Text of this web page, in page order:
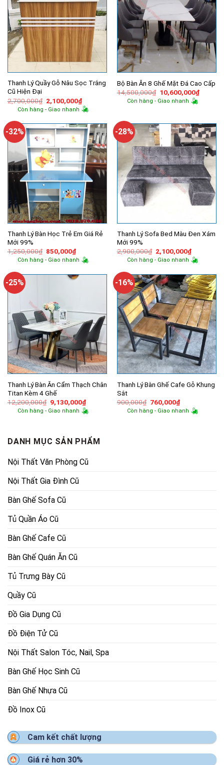
Thanh Lý Quầy Gỗ Nâu Sọc Trắng
Cũ Hiện Đại
2,700,000₫ Giá
gốc
là:
2,100,000₫Giá
hiện
tại
2,100,000₫.
Còn hàng - Giao nhanh
Bộ Bàn Ăn 8 Ghế Mặt Đá Cao Cấp
14,500,000₫ Giá
gốc
là:
10,600,000₫Giá
hiện
Còn hàng - Giao nhanh
-32%
Thanh Lý Bàn Học Trẻ Em Giá Rẻ
Mới 99%
1,250,000₫ Giá
gốc
là:
850,000₫Giá
hiện
tại
850,000₫.
Còn hàng - Giao nhanh
-28%
Thanh Lý Sofa Bed Màu Đen Xám
Mới 99%
2,900,000₫ Giá
gốc
là:
2,100,000₫Giá
hiện
tại
Còn hàng - Giao nhanh
-25%
Thanh Lý Bàn Ăn Cẩm Thạch Chân
Titan Kèm 4 Ghế
12,200,000₫ Giá
gốc
là:
9,130,000₫Giá
hiện
tại
Còn hàng - Giao nhanh
-16%
Thanh Lý Bàn Ghế Cafe Gỗ Khung
Sắt
900,000₫ Giá
gốc
là:
760,000₫Giá
hiện
tại
Còn hàng - Giao nhanh
DANH MỤC SẢN PHẨM
Nội Thất Văn Phòng Cũ
Nội Thất Gia Đình Cũ
Bàn Ghế Sofa Cũ
Tủ Quần Áo Cũ
Bàn Ghế Cafe Cũ
Bàn Ghế Quán Ăn Cũ
Tủ Trưng Bày Cũ
Quầy Cũ
Đồ Gia Dụng Cũ
Đồ Điện Tử Cũ
Nội Thất Salon Tóc, Nail, Spa
Bàn Ghế Học Sinh Cũ
Bàn Ghế Nhựa Cũ
Đồ Inox Cũ
Cam kết chất lượng
Giá rẻ hơn 30%